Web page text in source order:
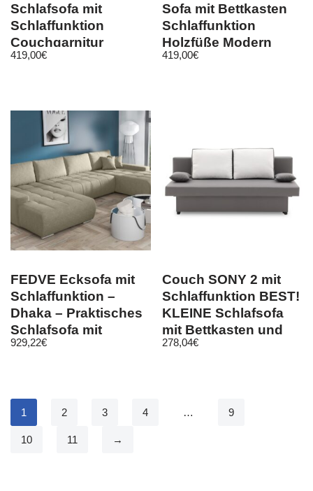
Schlafsofa mit
Schlaffunktion
Couchgarnitur
Bettsofa Ecksofa Carl
419,00€
Sofa mit Bettkasten
Schlaffunktion
Holzfüße Modern
Design Pastella
419,00€
FEDVE Ecksofa mit
Schlaffunktion –
Dhaka – Praktisches
Schlafsofa mit
Bettkasten
929,22€
Couch SONY 2 mit
Schlaffunktion BEST!
KLEINE Schlafsofa
mit Bettkasten und
Kissen
278,04€
1 2 3 4 … 9
10 11 →